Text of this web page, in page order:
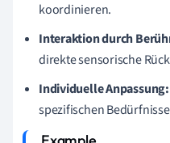
koordinieren.
Interaktion durch
direkte sensorische
Individuelle Anpassung:
spezifischen